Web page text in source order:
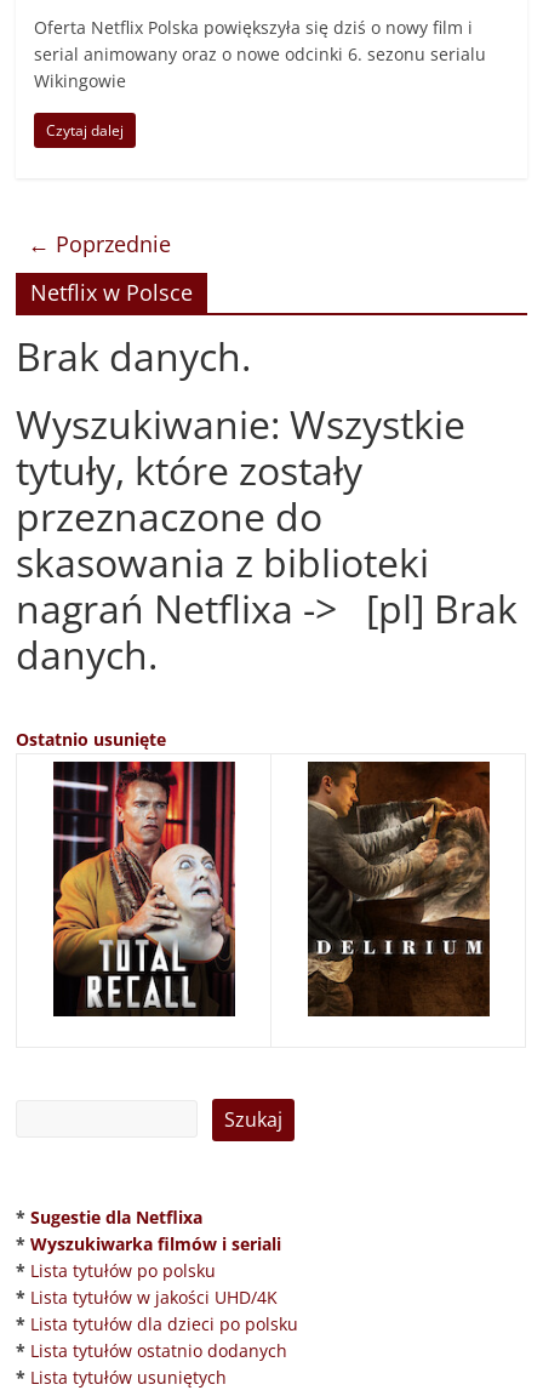
Oferta Netflix Polska powiększyła się dziś o nowy film i
serial animowany oraz o nowe odcinki 6. sezonu serialu
Wikingowie
Czytaj dalej
← Poprzednie
Netflix w Polsce
Brak danych.
Wyszukiwanie: Wszystkie
tytuły, które zostały
przeznaczone do
skasowania z biblioteki
nagrań Netflixa -> [pl] Brak
danych.
Ostatnio usunięte
* Sugestie dla Netflixa
* Wyszukiwarka filmów i seriali
* Lista tytułów po polsku
* Lista tytułów w jakości UHD/4K
* Lista tytułów dla dzieci po polsku
* Lista tytułów ostatnio dodanych
* Lista tytułów usuniętych